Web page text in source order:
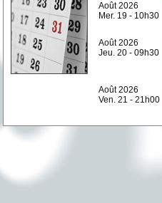
Août 2026
Mer. 19 - 10h30
Août 2026
Jeu. 20 - 09h30
Août 2026
Ven. 21 - 21h00